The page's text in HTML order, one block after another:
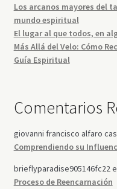
Los arcanos mayores del
mundo espiritual
El lugar al que todos, en
Más Allá del Velo: Cómo
Guía Espiritual
Comentarios
giovanni francisco alfaro
Comprendiendo su
brieflyparadise905146fc22
Proceso de Reencarnación